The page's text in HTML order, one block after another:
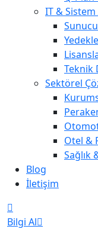
IT & Sistem
Teknik
Sektörel
Otel &
Sağlık
Blog
İletişim
Bilgi Al